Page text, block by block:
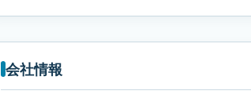
会社情報